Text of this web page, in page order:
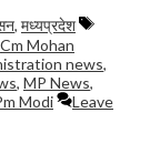
, मध्यप्रदेश
Tags
Cm Mohan
news,
, MP News,
Modi
Leave